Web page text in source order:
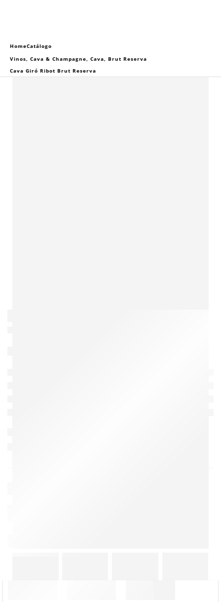
HomeCatálogo
Vinos, Cava & Champagne, Cava, Brut Reserva
Cava Giró Ribot Brut Reserva